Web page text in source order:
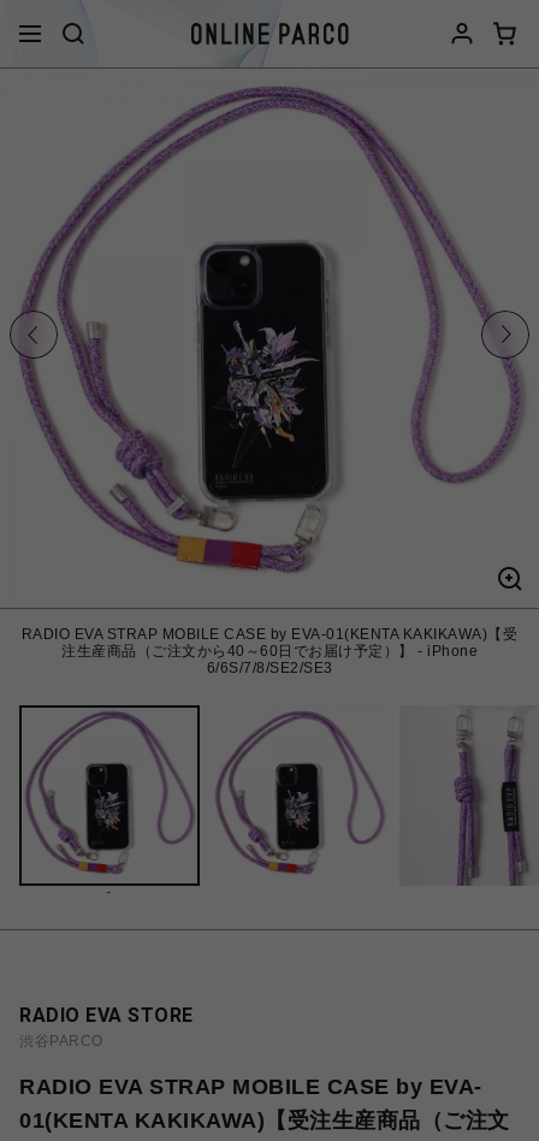
RADIO EVA STRAP MOBILE CASE by EVA-01(KENTA KAKIKAWA)【受
注生産商品（ご注文から40～60日でお届け予定）】 - iPhone
6/6S/7/8/SE2/SE3
-
RADIO EVA STORE
渋谷PARCO
RADIO EVA STRAP MOBILE CASE by EVA-
01(KENTA KAKIKAWA)【受注生産商品（ご注文